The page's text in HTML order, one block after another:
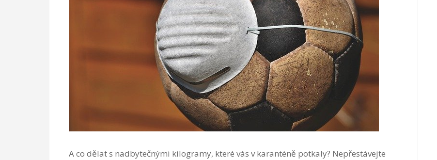
A co dělat s nadbytečnými kilogramy, které vás v karanténě potkaly? Nepřestávejte